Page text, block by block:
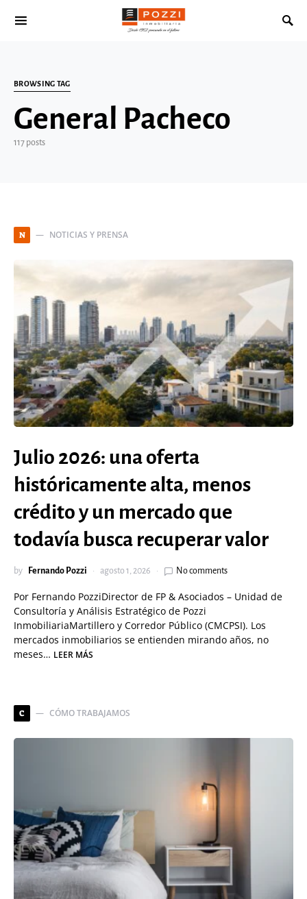
Search for:
BROWSING TAG
General Pacheco
117 posts
N NOTICIAS Y PRENSA
Julio 2026: una oferta
históricamente alta, menos
crédito y un mercado que
todavía busca recuperar valor
by Fernando Pozzi agosto 1, 2026 No comments
Por Fernando PozziDirector de FP & Asociados – Unidad de
Consultoría y Análisis Estratégico de Pozzi
InmobiliariaMartillero y Corredor Público (CMCPSI). Los
mercados inmobiliarios se entienden mirando años, no
meses… LEER MÁS
C CÓMO TRABAJAMOS